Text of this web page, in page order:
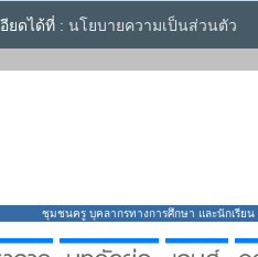
ยดได้ที่ : นโยบายความเป็นส่วนตัว
ชุมชนครู บุคลากรทางการศึกษา และนักเรีย